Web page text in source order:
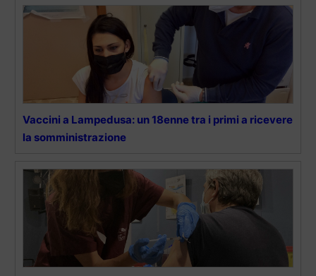
Vaccini a Lampedusa: un 18enne tra i primi a ricevere
la somministrazione